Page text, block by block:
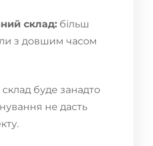
склад: більш
з довшим часом
буде занадто
не дасть